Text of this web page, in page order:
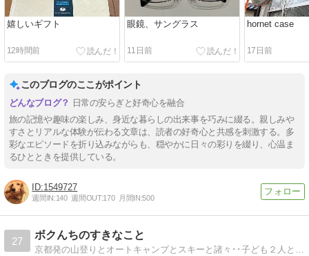
嬉しいギフト
12時間前
眼鏡、サングラス
11日前
hornet case
17日前
このブログのここがポイント
日常の安らぎと好奇心を融合
旅の記憶や趣味の楽しみ、身近な暮らしの出来事を巧みに綴る。親しみや
すさとリアルな体験が伝わる文章は、読者の好奇心と共感を刺激する。多
彩なエピソードを折り込みながらも、穏やかに日々の彩りを綴り、心温ま
るひとときを提供している。
1549727
週間IN:140 週間OUT:170 月間IN:500
27
ボクんちのすきなこと